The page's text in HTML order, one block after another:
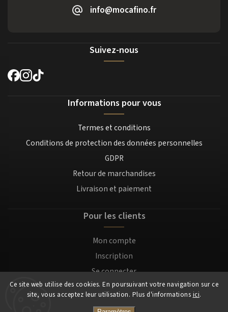
Ce site web utilise des cookies. En poursuivant votre navigation sur ce
site, vous acceptez leur utilisation. Plus d'informations ici.
info@mocafino.fr
Suivez-nous
Informations pour vous
Termes et conditions
Conditions de protection des données personnelles
GDPR
Retour de marchandises
Livraison et paiement
Pour les clients
Mon compte
Inscription
Se connecter